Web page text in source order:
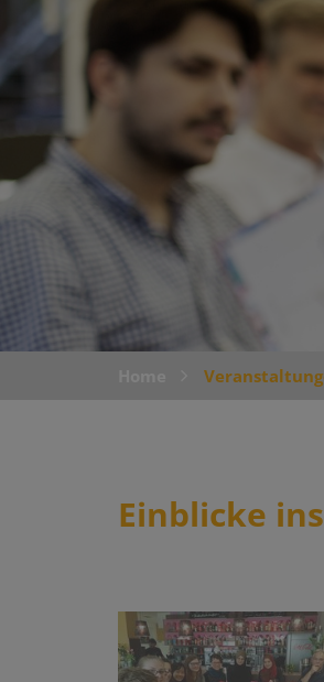
Einblicke